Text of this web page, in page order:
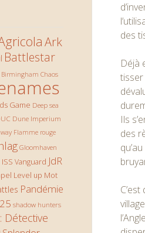
Ark
Battlestar
Birmingham Chaos
Game Deep sea
Dune Imperium
Flamme rouge
Gloomhaven
ISS Vanguard JdR
Level up Mot
Pandémie
shadow hunters
Détective
des
Déjà
Ils
des